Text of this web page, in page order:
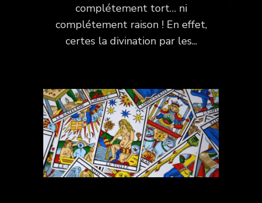
complétement tort… ni
complétement raison ! En effet,
certes la divination par les...